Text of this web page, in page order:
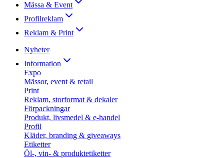
Mässa & Event
Profilreklam
Reklam & Print
Nyheter
Information
Expo
Mässor, event & retail
Print
Reklam, storformat & dekaler
Förpackningar
Produkt, livsmedel & e-handel
Profil
Kläder, branding & giveaways
Etiketter
Öl-, vin- & produktetiketter